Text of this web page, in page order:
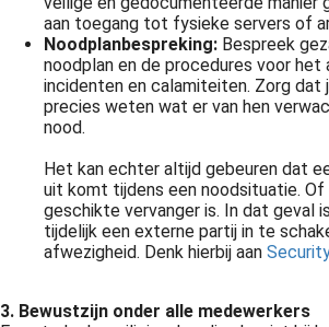
aan toegang tot fysieke servers of
Noodplanbespreking: Bespreek
noodplan en de procedures voor het
incidenten en calamiteiten. Zorg dat
precies weten wat er van hen
nood.
Het kan echter altijd gebeuren dat
uit komt tijdens een noodsituatie. Of
geschikte vervanger is. In dat geval
tijdelijk een externe partij in te
afwezigheid. Denk hierbij aan
3. Bewustzijn onder alle medewerkers